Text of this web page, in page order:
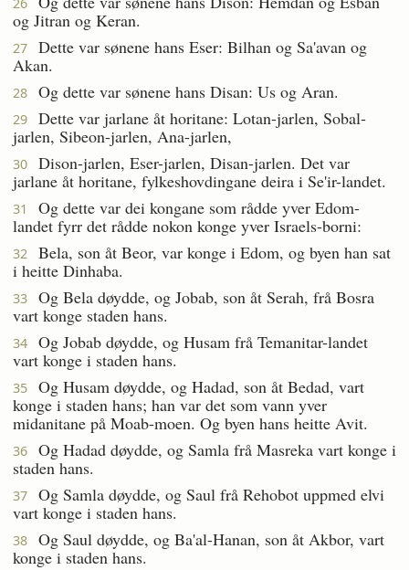
og Jitran og Keran.
27
Dette var sønene hans Eser: Bilhan og Sa'avan og
Akan.
28 Og dette var sønene hans Disan: Us og Aran.
29
Dette var jarlane åt horitane: Lotan-jarlen, Sobal-
jarlen, Sibeon-jarlen, Ana-jarlen,
30
Dison-jarlen, Eser-jarlen, Disan-jarlen. Det var
jarlane åt horitane, fylkeshovdingane deira i Se'ir-landet.
31
Og dette var dei kongane som rådde yver Edom-
landet fyrr det rådde nokon konge yver Israels-borni:
32
Bela, son åt Beor, var konge i Edom, og byen han sat
i heitte Dinhaba.
33
Og Bela døydde, og Jobab, son åt Serah, frå Bosra
vart konge staden hans.
34
Og Jobab døydde, og Husam frå Temanitar-landet
vart konge i staden hans.
35
Og Husam døydde, og Hadad, son åt Bedad, vart
konge i staden hans; han var det som vann yver
midanitane på Moab-moen. Og byen hans heitte Avit.
36
Og Hadad døydde, og Samla frå Masreka vart konge i
staden hans.
37
Og Samla døydde, og Saul frå Rehobot uppmed elvi
vart konge i staden hans.
38
Og Saul døydde, og Ba'al-Hanan, son åt Akbor, vart
konge i staden hans.